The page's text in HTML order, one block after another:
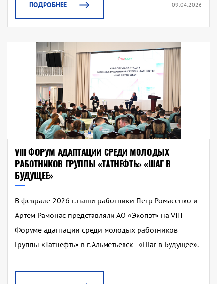
ПОДРОБНЕЕ 09.04.2026
VIII ФОРУМ АДАПТАЦИИ СРЕДИ МОЛОДЫХ
РАБОТНИКОВ ГРУППЫ «ТАТНЕФТЬ» «ШАГ В
БУДУЩЕЕ»
В феврале 2026 г. наши работники Петр Ромасенко и
Артем Рамонас представляли АО «Экопэт» на VIII
Форуме адаптации среди молодых работников
Группы «Татнефть» в г. Альметьевск - «Шаг в Будущее».